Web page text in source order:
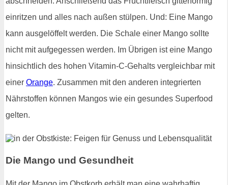
einritzen und alles nach außen stülpen. Und: Eine Mango
kann ausgelöffelt werden. Die Schale einer Mango sollte
nicht mit aufgegessen werden. Im Übrigen ist eine Mango
hinsichtlich des hohen Vitamin-C-Gehalts vergleichbar mit
einer Orange. Zusammen mit den anderen integrierten
Nährstoffen können Mangos wie ein gesundes Superfood
gelten.
Die Mango und Gesundheit